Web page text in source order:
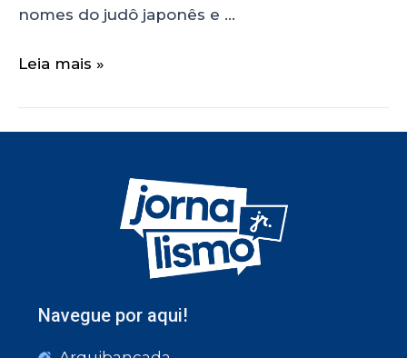
nomes do judô japonês e …
Leia mais »
Navegue por aqui!